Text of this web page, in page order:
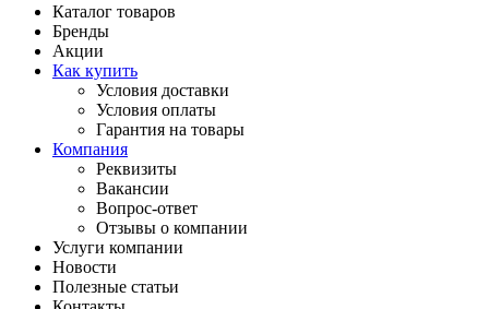
Каталог товаров
Бренды
Акции
Как купить
Условия доставки
Условия оплаты
Гарантия на товары
Компания
Реквизиты
Вакансии
Вопрос-ответ
Отзывы о компании
Услуги компании
Новости
Полезные статьи